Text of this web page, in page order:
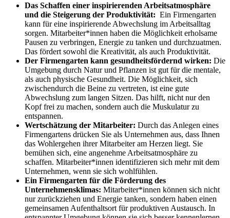
Das Schaffen einer inspirierenden Arbeitsatmosphäre
und die Steigerung der Produktivität: Ein Firmengarten
kann für eine inspirierende Abwechslung im Arbeitsalltag
sorgen. Mitarbeiter*innen haben die Möglichkeit erholsame
Pausen zu verbringen, Energie zu tanken und durchzuatmen.
Das fördert sowohl die Kreativität, als auch Produktivität.
Der Firmengarten kann gesundheitsfördernd wirken: Die
Umgebung durch Natur und Pflanzen ist gut für die mentale,
als auch physische Gesundheit. Die Möglichkeit, sich
zwischendurch die Beine zu vertreten, ist eine gute
Abwechslung zum langen Sitzen. Das hilft, nicht nur den
Kopf frei zu machen, sondern auch die Muskulatur zu
entspannen.
Wertschätzung der Mitarbeiter: Durch das Anlegen eines
Firmengartens drücken Sie als Unternehmen aus, dass Ihnen
das Wohlergehen ihrer Mitarbeiter am Herzen liegt. Sie
bemühen sich, eine angenehme Arbeitsatmosphäre zu
schaffen. Mitarbeiter*innen identifizieren sich mehr mit dem
Unternehmen, wenn sie sich wohlfühlen.
Ein Firmengarten für die Förderung des
Unternehmensklimas: Mitarbeiter*innen können sich nicht
nur zurückziehen und Energie tanken, sondern haben einen
gemeinsamen Aufenthaltsort für produktiven Austausch. In